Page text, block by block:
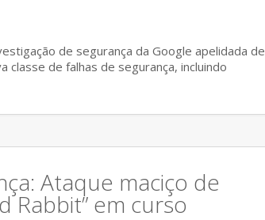
de segurança da Google apelidada de
classe de falhas de segurança, incluindo
Ataque maciço de
Rabbit” em curso